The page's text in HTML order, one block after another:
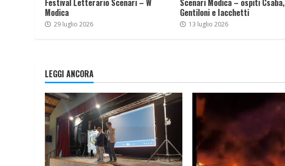
Festival Letterario Scenari – W
Modica
29 luglio 2026
Scenari Modica – ospiti Csaba,
Gentiloni e Iacchetti
13 luglio 2026
LEGGI ANCORA